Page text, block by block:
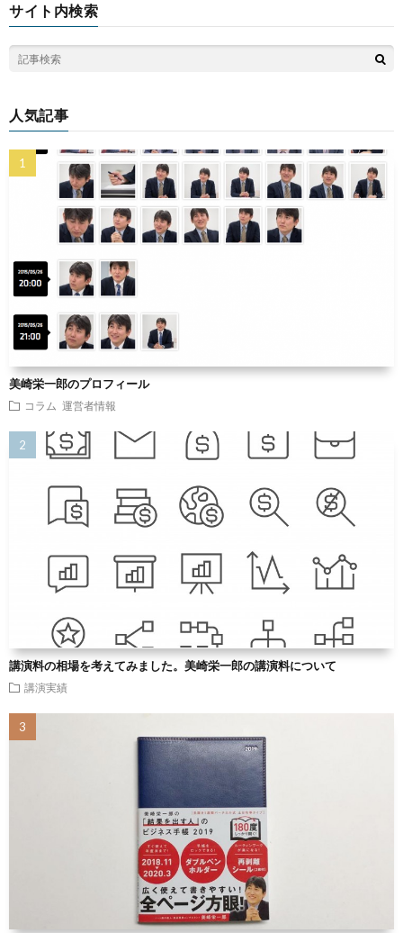
サイト内検索
人気記事
美崎栄一郎のプロフィール
コラム 運営者情報
講演料の相場を考えてみました。美崎栄一郎の講演料について
講演実績